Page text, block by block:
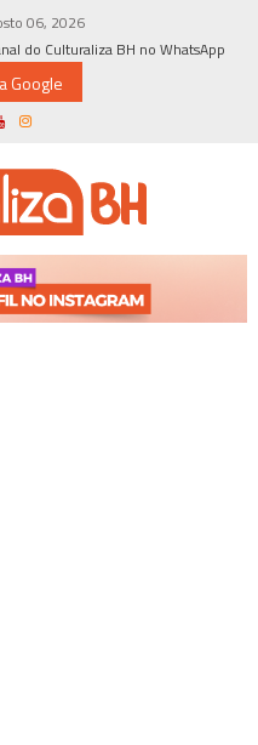
06, 2026
do Culturaliza BH no WhatsApp
Google